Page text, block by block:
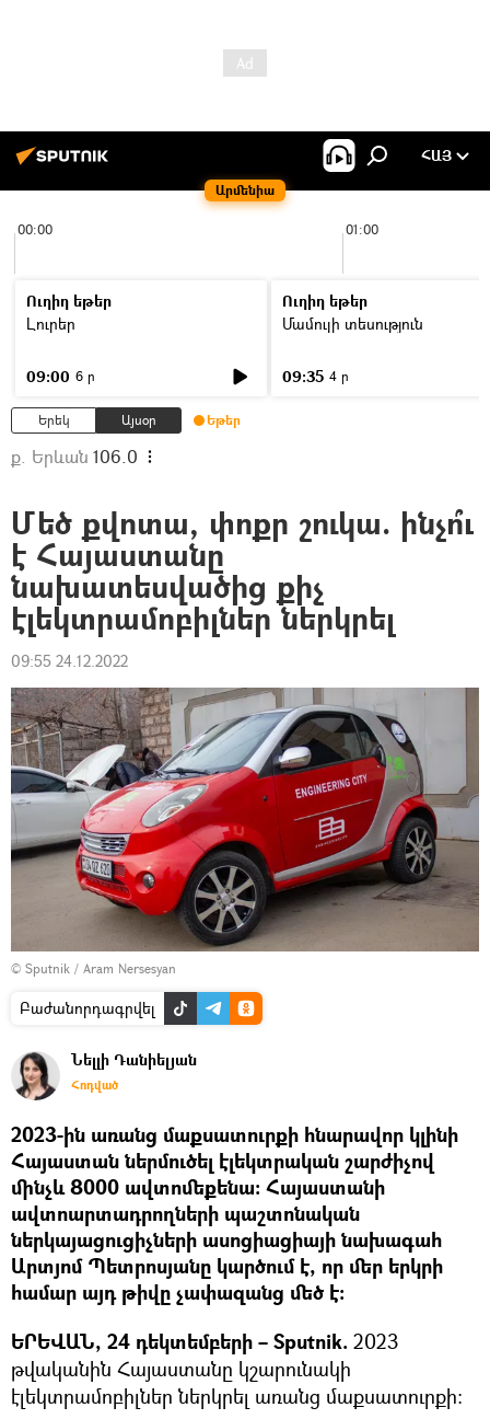
Արմենիա
ՀԱՅ
00:00 01:00
Ուղիղ եթեր
Լուրեր
09:00 6 ր
Ուղիղ եթեր
Մամուլի տեսություն
09:35 4 ր
Երեկ Այսօր Եթեր
ք. Երևան 106.0
Մեծ քվոտա, փոքր շուկա. ինչո՞ւ
է Հայաստանը
նախատեսվածից քիչ
էլեկտրամոբիլներ ներկրել
09:55 24.12.2022
© Sputnik / Aram Nersesyan
Բաժանորդագրվել
Նելլի Դանիելյան
Հոդված
2023-ին առանց մաքսատուրքի հնարավոր կլինի
Հայաստան ներմուծել էլեկտրական շարժիչով
մինչև 8000 ավտոմեքենա։ Հայաստանի
ավտոարտադրողների պաշտոնական
ներկայացուցիչների ասոցիացիայի նախագահ
Արտյոմ Պետրոսյանը կարծում է, որ մեր երկրի
համար այդ թիվը չափազանց մեծ է։
ԵՐԵՎԱՆ, 24 դեկտեմբերի – Sputnik. 2023
թվականին Հայաստանը կշարունակի
էլեկտրամոբիլներ ներկրել առանց մաքսատուրքի։